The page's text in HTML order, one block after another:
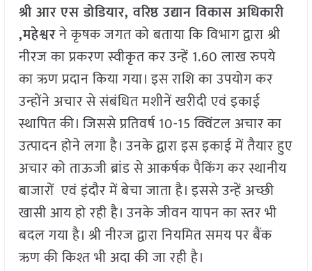
श्री आर एस डोडियार, वरिष्ठ उद्यान विकास अधिकारी
,महेश्वरने कृषक जगत को बताया कि विभाग द्वारा श्री
नीरज का प्रकरण स्वीकृत कर उन्हें 1.60 लाख रुपये
का ऋण प्रदान किया गया। इस राशि का उपयोग कर
उन्होंने अचार से संबंधित मशीनें खरीदी एवं इकाई
स्थापित की। जिससे प्रतिवर्ष 10-15 क्विंटल अचार का
उत्पादन होने लगा है। उनके द्वारा इस इकाई में तैयार हुए
अचार को ताऊजी ब्रांड से आकर्षक पैकिंग कर स्थानीय
बाजारों एवं इंदौर में बेचा जाता है। इससे उन्हें अच्छी
खासी आय हो रही है। उनके जीवन यापन का स्तर भी
बदल गया है। श्री नीरज द्वारा नियमित समय पर बैंक
ऋण की किश्त भी अदा की जा रही है।